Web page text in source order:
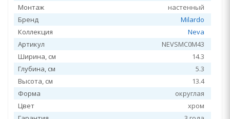
Монтаж
настенный
Бренд
Milardo
Коллекция
Neva
Артикул
NEVSMC0M43
Ширина, см
14.3
Глубина, см
5.3
Высота, см
13.4
Форма
округлая
Цвет
хром